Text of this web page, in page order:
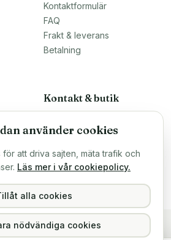
Kontaktformulär
FAQ
Frakt & leverans
Betalning
Kontakt & butik
Malmö, Sverige
ÖPPETTIDER
Hitta hit →
använder cookies
att driva sajten, mäta trafik och
Läs mer i vår cookiepolicy.
alla cookies
nödvändiga cookies